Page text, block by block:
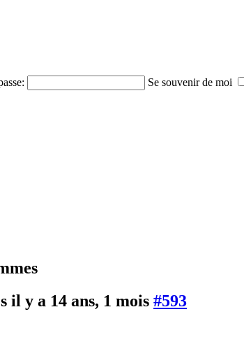
Se souvenir de moi
il y a 14 ans, 1 mois #593